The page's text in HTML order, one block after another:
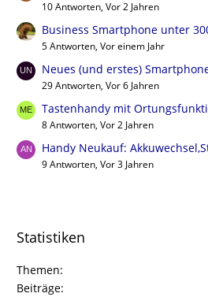
10 Antworten, Vor 2 Jahren
Business Smartphone unter
5 Antworten, Vor einem Jahr
Neues (und erstes)
29 Antworten, Vor 6 Jahren
Tastenhandy mit
8 Antworten, Vor 2 Jahren
Handy Neukauf:
9 Antworten, Vor 3 Jahren
Statistiken
Themen
Beiträge